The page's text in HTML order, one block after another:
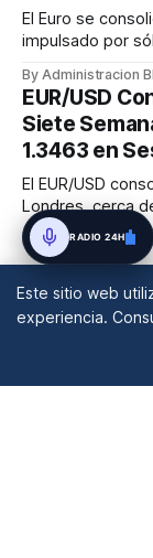
El Euro se
impulsado por
apunta a la
parte, busca
Dólar, mie...
By Administracion
EUR/USD
Siete
1.3463 en
El EUR/USD
Londres, cerca
GBP/USD se
mejoramiento
espera de d...
By Administracion
Este sitio web
experiencia.
RADIO 24H